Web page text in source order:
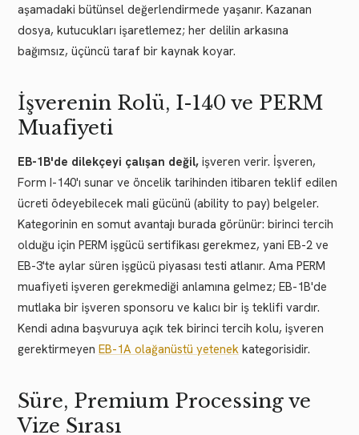
aşamadaki bütünsel değerlendirmede yaşanır. Kazanan
dosya, kutucukları işaretlemez; her delilin arkasına
bağımsız, üçüncü taraf bir kaynak koyar.
İşverenin Rolü, I-140 ve PERM
Muafiyeti
EB-1B'de dilekçeyi çalışan değil, işveren verir. İşveren,
Form I-140'ı sunar ve öncelik tarihinden itibaren teklif edilen
ücreti ödeyebilecek mali gücünü (ability to pay) belgeler.
Kategorinin en somut avantajı burada görünür: birinci tercih
olduğu için PERM işgücü sertifikası gerekmez, yani EB-2 ve
EB-3'te aylar süren işgücü piyasası testi atlanır. Ama PERM
muafiyeti işveren gerekmediği anlamına gelmez; EB-1B'de
mutlaka bir işveren sponsoru ve kalıcı bir iş teklifi vardır.
Kendi adına başvuruya açık tek birinci tercih kolu, işveren
gerektirmeyen EB-1A olağanüstü yetenek kategorisidir.
Süre, Premium Processing ve
Vize Sırası